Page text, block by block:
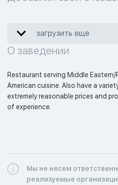
загрузить еще
О заведении
Restaurant serving Middle
American cuisine. Also have a
extremely reasonable prices and
of experience.
Мы не несем
реализуемые